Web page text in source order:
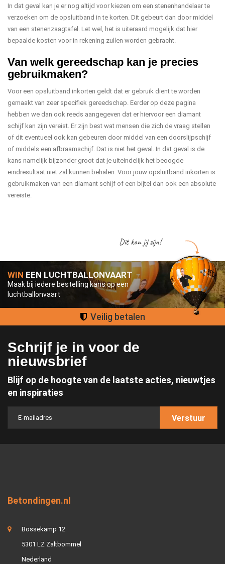
In dat geval kan je er nog altijd voor kiezen om een stenenhandelaar te
verzoeken om de opsluitband in te korten. Dit gebeurt dan door middel
van een stenenzaagtafel. Let wel, het is uiteraard mogelijk dat hier
bepaalde kosten voor in rekening zullen worden gebracht.
Van welk gereedschap kan je precies
gebruikmaken?
Voor een opsluitband inkorten geldt dat er gebruik dient te worden
gemaakt van zeer specifiek gereedschap. Eerder op deze pagina
hebben we dan ook reeds aangegeven dat er hiervoor een diamant
schijf kan zijn vereist. Er zijn best wat mensen die zich de vraag stellen
of dit eventueel ook kan gebeuren door middel van een doorslijpschijf
of middels een afbraamschijf. Dat is niet het geval. In dat geval is de
kans namelijk bijzonder groot dat je uiteindelijk het beoogde
eindresultaat niet zal kunnen behalen. Voor jouw opsluitband inkorten is
gebruikmaken van een diamant schijf of een bijtel dan ook een absolute
vereiste.
WIN EEN LUCHTBALLONVAART
Maak bij iedere bestelling kans op een
luchtballonvaart
Dit kan jij zijn!
Groot assortiment
Schrijf je in voor de
nieuwsbrief
Blijf op de hoogte van de laatste acties, nieuwtjes
en inspiraties
Verstuur
Betondingen.nl
Bossekamp 12
5301 LZ Zaltbommel
Nederland